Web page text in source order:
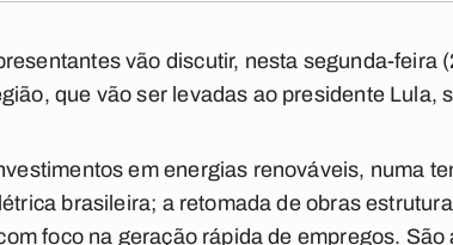
vão discutir, nesta segunda-feira
que vão ser levadas ao presidente Lula,
em energias renováveis, numa
brasileira; a retomada de obras
foco na geração rápida de empregos. São